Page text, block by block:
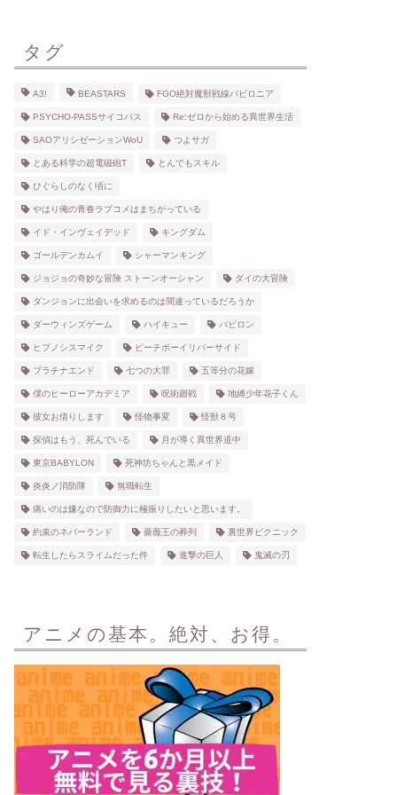
タグ
A3! BEASTARS FGO絶対魔獣戦線バビロニア
PSYCHO-PASSサイコパス Re:ゼロから始める異世界生活
SAOアリシゼーションWoU つよサガ
とある科学の超電磁砲T とんでもスキル
ひぐらしのなく頃に
やはり俺の青春ラブコメはまちがっている
イド・インヴェイデッド キングダム
ゴールデンカムイ シャーマンキング
ジョジョの奇妙な冒険 ストーンオーシャン ダイの大冒険
ダンジョンに出会いを求めるのは間違っているだろうか
ダーウィンズゲーム ハイキュー バビロン
ヒプノシスマイク ピーチボーイリバーサイド
プラチナエンド 七つの大罪 五等分の花嫁
僕のヒーローアカデミア 呪術廻戦 地縛少年花子くん
彼女お借りします 怪物事変 怪獣８号
探偵はもう、死んでいる 月が導く異世界道中
東京BABYLON 死神坊ちゃんと黒メイド
炎炎ノ消防隊 無職転生
痛いのは嫌なので防御力に極振りしたいと思います。
約束のネバーランド 薔薇王の葬列 裏世界ピクニック
転生したらスライムだった件 進撃の巨人 鬼滅の刃
アニメの基本。絶対、お得。